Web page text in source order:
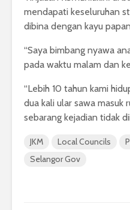
mendapati keseluruhan
dibina dengan kayu
“Saya bimbang nyawa
pada waktu malam dan
“Lebih 10 tahun kami
dua kali ular sawa masuk
sebarang kejadian tidak
JKM Local Councils
Selangor Gov